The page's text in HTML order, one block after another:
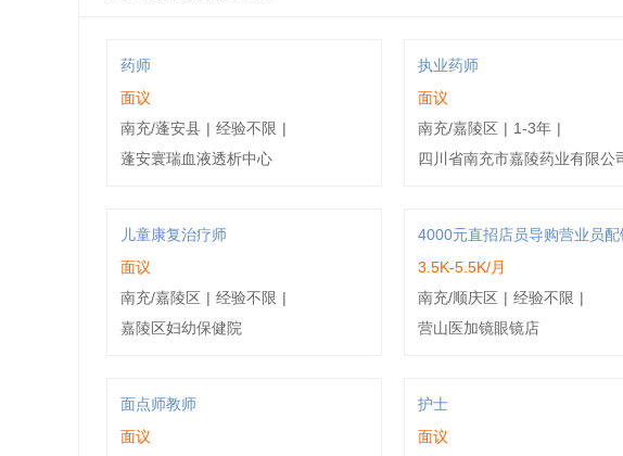
药师
面议
南充/蓬安县 | 经验不限 |
蓬安寰瑞血液透析中心
执业药师
面议
南充/嘉陵区 | 1-3年 |
四川省南充市嘉陵药业有限公
儿童康复治疗师
面议
南充/嘉陵区 | 经验不限 |
嘉陵区妇幼保健院
3.5K-5.5K/月
南充/顺庆区 | 经验不限 |
营山医加镜眼镜店
面点师教师
面议
护士
面议